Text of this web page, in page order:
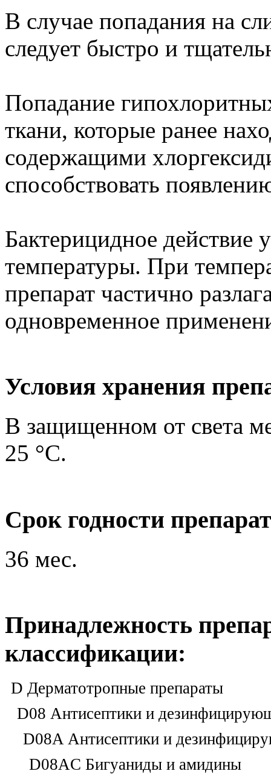
В случае попадания на
следует быстро и
Попадание
ткани, которые ранее
содержащими
способствовать
Бактерицидное действие
температуры. При
препарат частично
одновременное
Условия хранения
В защищенном от света
25 °C.
Срок годности
36 мес.
Принадлежность
классификации:
D Дерматотропные препараты
D08 Антисептики и
D08A Антисептики и
D08AC Бигуаниды и амидины